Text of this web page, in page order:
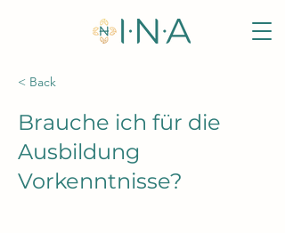
< Back
Brauche ich für die
Ausbildung
Vorkenntnisse?